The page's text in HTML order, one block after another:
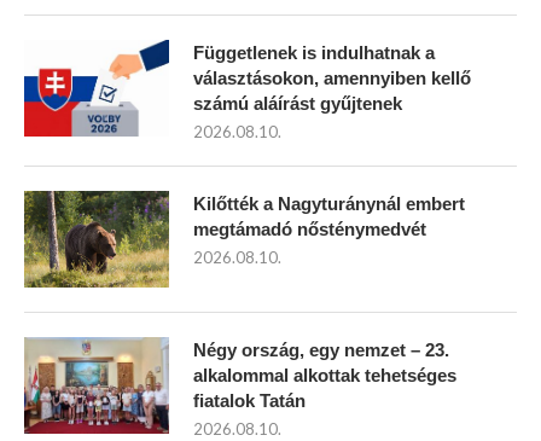
Függetlenek is indulhatnak a
választásokon, amennyiben kellő
számú aláírást gyűjtenek
2026.08.10.
Kilőtték a Nagyturánynál embert
megtámadó nősténymedvét
2026.08.10.
Négy ország, egy nemzet – 23.
alkalommal alkottak tehetséges
fiatalok Tatán
2026.08.10.